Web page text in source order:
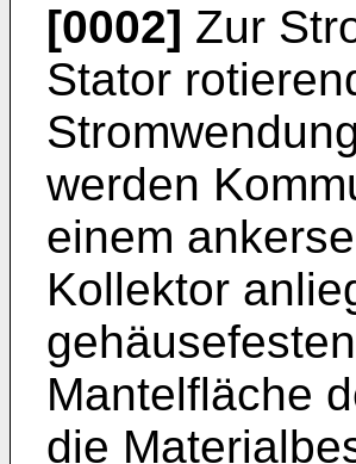
[0002] Zur
Stator
werden
einem
Kollektor
Mantelfläche
die